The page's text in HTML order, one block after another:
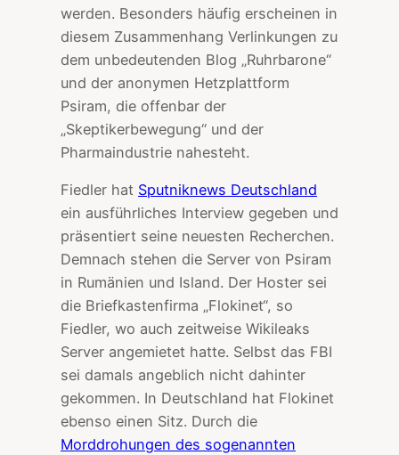
werden. Besonders häufig erscheinen in
diesem Zusammenhang Verlinkungen zu
dem unbedeutenden Blog „Ruhrbarone“
und der anonymen Hetzplattform
Psiram, die offenbar der
„Skeptikerbewegung“ und der
Pharmaindustrie nahesteht.
Fiedler hat Sputniknews Deutschland
ein ausführliches Interview gegeben und
präsentiert seine neuesten Recherchen.
Demnach stehen die Server von Psiram
in Rumänien und Island. Der Hoster sei
die Briefkastenfirma „Flokinet“, so
Fiedler, wo auch zeitweise Wikileaks
Server angemietet hatte. Selbst das FBI
sei damals angeblich nicht dahinter
gekommen. In Deutschland hat Flokinet
ebenso einen Sitz. Durch die
Morddrohungen des sogenannten